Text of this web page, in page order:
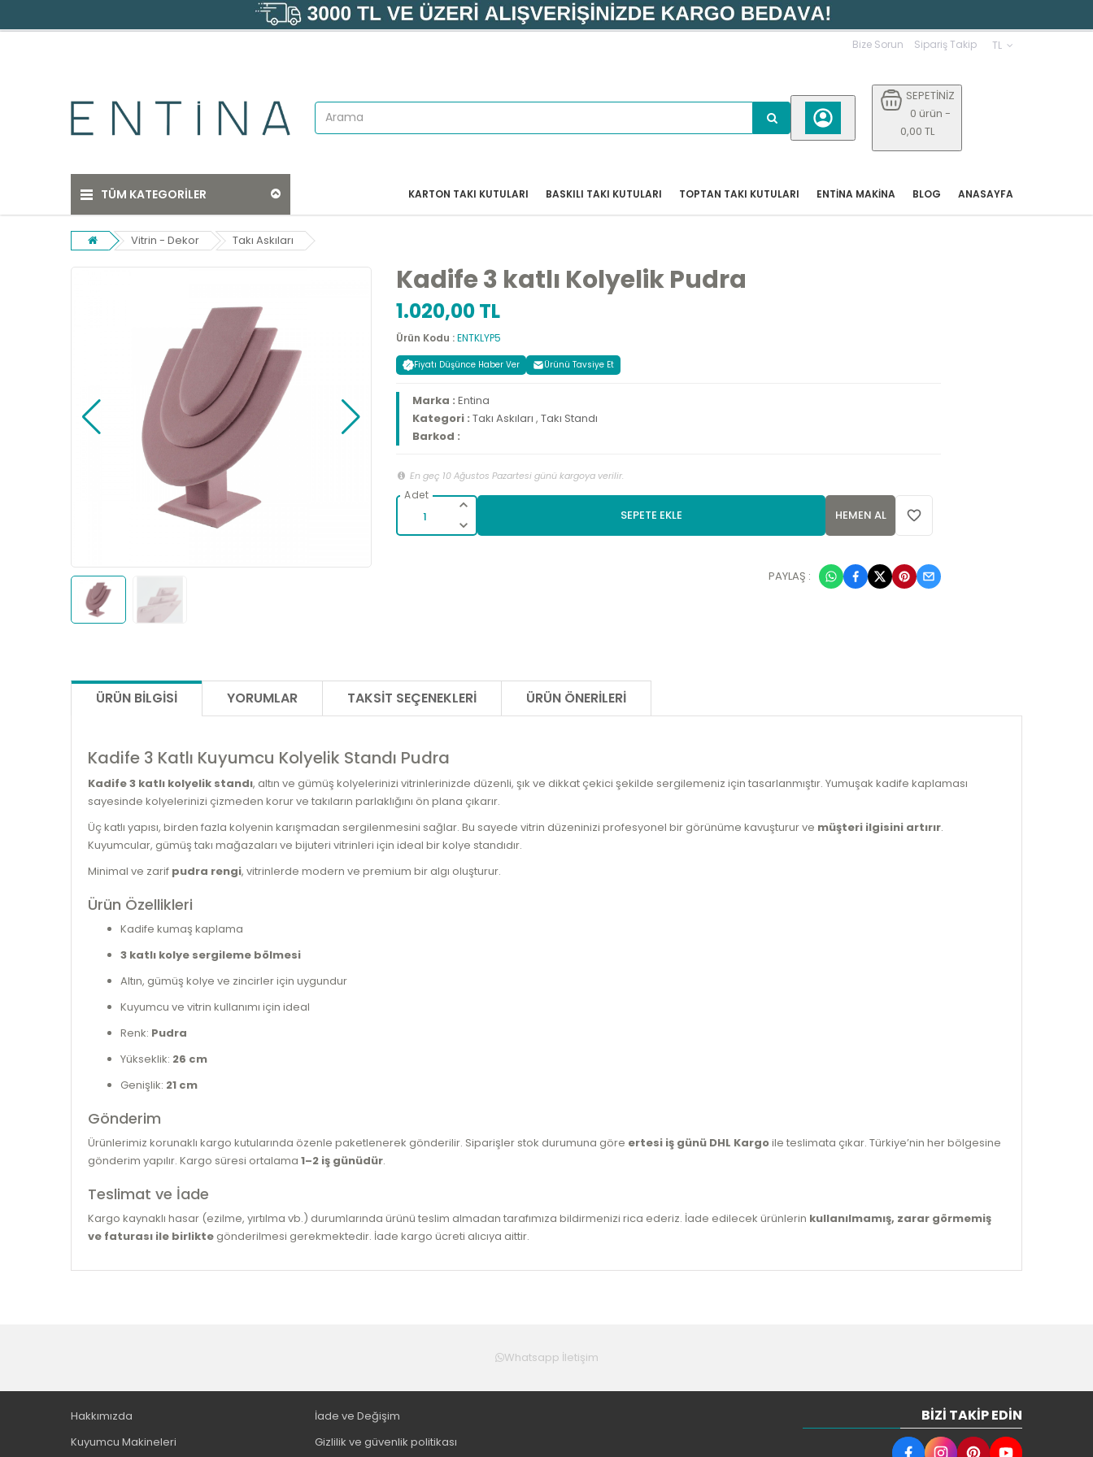
Bize Sorun Sipariş Takip TL
SEPETİNİZ
0 ürün -
0,00 TL
TÜM KATEGORİLER ANASAYFA
BLOG
ENTİNA MAKİNA
TOPTAN TAKI KUTULARI
BASKILI TAKI KUTULARI
KARTON TAKI KUTULARI
Vitrin - Dekor Takı Askıları
Kadife 3 katlı Kolyelik Pudra
1.020,00 TL
Ürün Kodu :ENTKLYP5
Fiyatı Düşünce Haber Ver Ürünü Tavsiye Et
Marka : Entina
Kategori : Takı Askıları , Takı Standı
Barkod :
En geç 10 Ağustos Pazartesi günü kargoya verilir.
SEPETE EKLE HEMEN AL
PAYLAŞ :
ÜRÜN BILGISI YORUMLAR TAKSIT SEÇENEKLERI ÜRÜN ÖNERILERI
Kadife 3 Katlı Kuyumcu Kolyelik Standı Pudra
Kadife 3 katlı kolyelik standı, altın ve gümüş kolyelerinizi vitrinlerinizde düzenli, şık ve dikkat çekici şekilde sergilemeniz için tasarlanmıştır. Yumuşak kadife kaplaması
sayesinde kolyelerinizi çizmeden korur ve takıların parlaklığını ön plana çıkarır.
Üç katlı yapısı, birden fazla kolyenin karışmadan sergilenmesini sağlar. Bu sayede vitrin düzeninizi profesyonel bir görünüme kavuşturur ve müşteri ilgisini artırır.
Kuyumcular, gümüş takı mağazaları ve bijuteri vitrinleri için ideal bir kolye standıdır.
Minimal ve zarif pudra rengi, vitrinlerde modern ve premium bir algı oluşturur.
Ürün Özellikleri
Kadife kumaş kaplama
3 katlı kolye sergileme bölmesi
Altın, gümüş kolye ve zincirler için uygundur
Kuyumcu ve vitrin kullanımı için ideal
Renk: Pudra
Yükseklik: 26 cm
Genişlik: 21 cm
Gönderim
Ürünlerimiz korunaklı kargo kutularında özenle paketlenerek gönderilir. Siparişler stok durumuna göre ertesi iş günü DHL Kargoile teslimata çıkar. Türkiye’nin her bölgesine
gönderim yapılır. Kargo süresi ortalama 1–2 iş günüdür.
Teslimat ve İade
Kargo kaynaklı hasar (ezilme, yırtılma vb.) durumlarında ürünü teslim almadan tarafımıza bildirmenizi rica ederiz. İade edilecek ürünlerin kullanılmamış, zarar görmemiş
ve faturası ile birlikte gönderilmesi gerekmektedir. İade kargo ücreti alıcıya aittir.
Whatsapp İletişim
Hakkımızda
Kuyumcu Makineleri
İade ve Değişim
Gizlilik ve güvenlik politikası
BIZI TAKIP EDIN